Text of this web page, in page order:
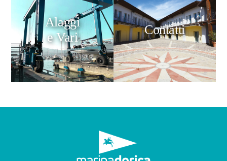
Alaggi
e Vari
Contatti